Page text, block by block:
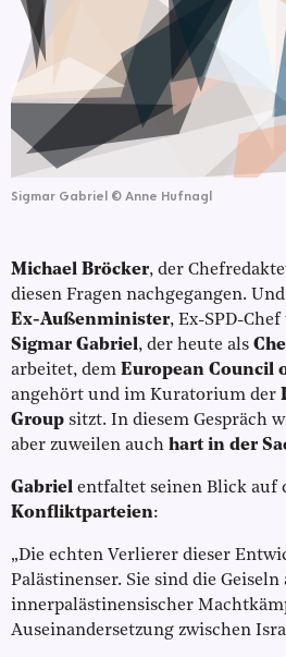
Sigmar Gabriel © Anne Hufnagl
Michael Bröcker, der
diesen Fragen nachgegangen.
Ex-Außenminister, Ex-SPD-
Sigmar Gabriel, der heute als
arbeitet, dem European Council
angehört und im Kuratorium der
Group sitzt. In diesem Gespräch
aber zuweilen auch hart in der
Gabriel entfaltet seinen Blick auf
Konfliktparteien:
„Die echten Verlierer dieser
Palästinenser. Sie sind die
innerpalästinensischer
Auseinandersetzung zwischen